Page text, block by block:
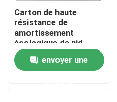
Carton de haute
résistance de
amortissement
écologique de nid
d'abeilles
envoyer une